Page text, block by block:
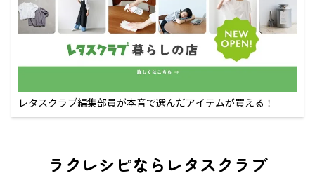
レタスクラブ編集部員が本音で選んだアイテムが買える！
ラクレシピならレタスクラブ